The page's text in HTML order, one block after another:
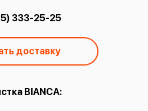
333-25-25
доставку
BIANCA: